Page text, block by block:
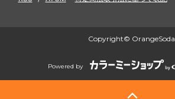
Copyright© OrangeSoda.
Powered by